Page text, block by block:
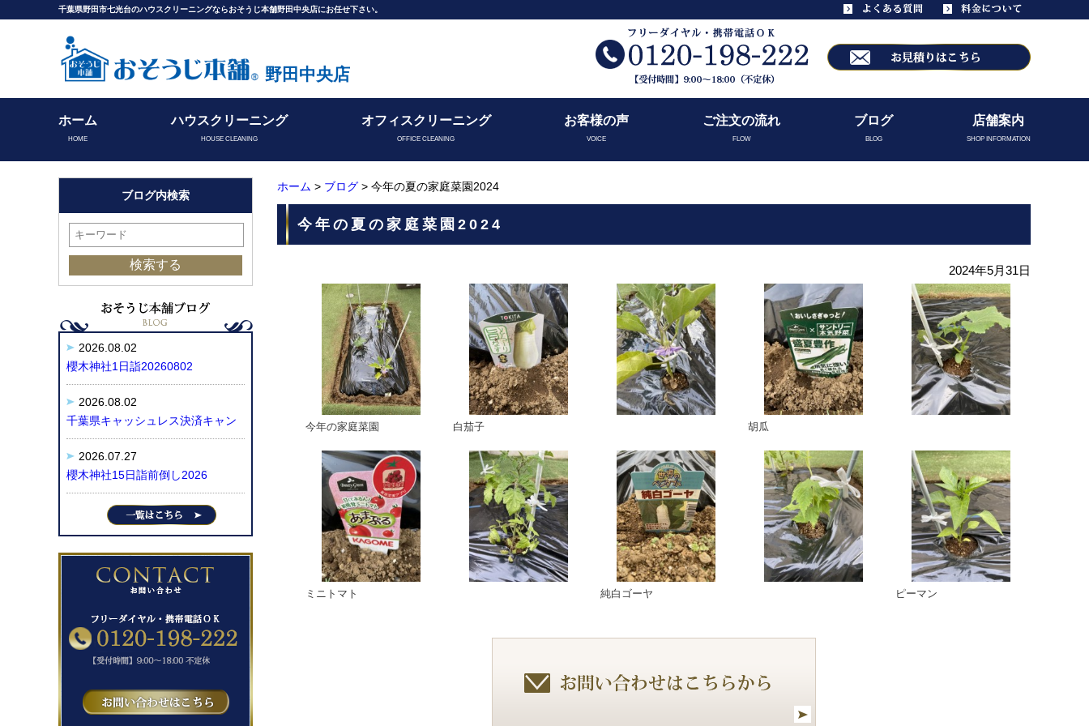
千葉県野田市七光台のハウスクリーニングならおそうじ本舗野田中央店にお任せ下さい。
野田中央店
ホーム
HOME
ハウスクリーニング
HOUSE CLEANING
オフィスクリーニング
OFFICE CLEANING
お客様の声
VOICE
ご注文の流れ
FLOW
ブログ
BLOG
店舗案内
SHOP INFORMATION
ホーム > ブログ > 今年の夏の家庭菜園2024
今年の夏の家庭菜園2024
2024年5月31日
今年の家庭菜園 白茄子 胡瓜
ミニトマト 純白ゴーヤ ピーマン
ブログ内検索
2026.08.02
櫻木神社1日詣20260802
2026.08.02
千葉県キャッシュレス決済キャン
2026.07.27
櫻木神社15日詣前倒し2026